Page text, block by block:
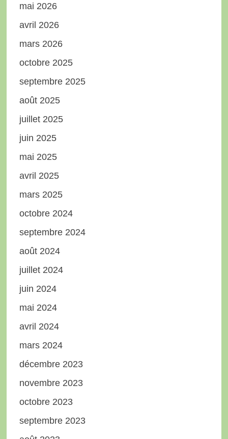
mai 2026
avril 2026
mars 2026
octobre 2025
septembre 2025
août 2025
juillet 2025
juin 2025
mai 2025
avril 2025
mars 2025
octobre 2024
septembre 2024
août 2024
juillet 2024
juin 2024
mai 2024
avril 2024
mars 2024
décembre 2023
novembre 2023
octobre 2023
septembre 2023